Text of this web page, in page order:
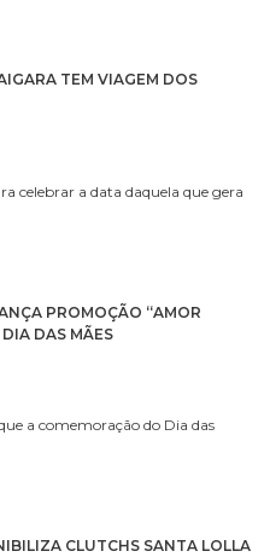
TEM VIAGEM DOS
celebrar a data daquela que gera
PROMOÇÃO “AMOR
DAS MÃES
a comemoração do Dia das
CLUTCHS SANTA LOLLA